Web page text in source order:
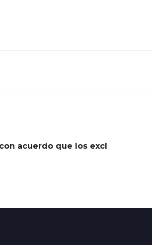
acuerdo que los excl